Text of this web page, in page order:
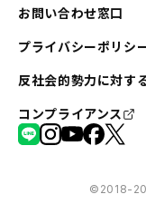
お問い合わせ窓口
プライバシーポリシ
反社会的勢力に対す
コンプライアンス
©︎2018-